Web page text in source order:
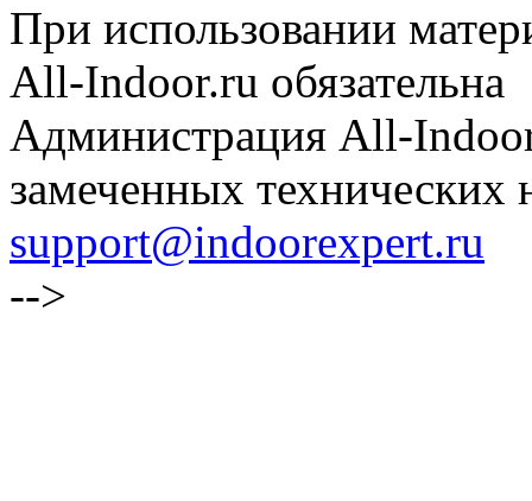
При использовании
All-Indoor.ru обязательна
Администрация All-
замеченных технических
support@indoorexpert.ru
-->